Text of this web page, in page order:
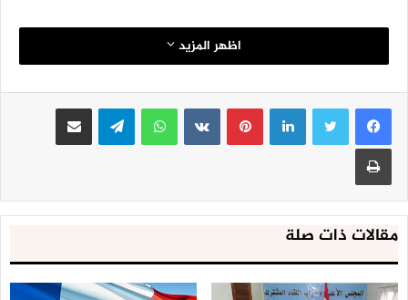
اظهر المزيد
لينكدإنبينتيريست واتساب تيلقرام مشاركة عبر البريد
طباعة
مقالات ذات صلة